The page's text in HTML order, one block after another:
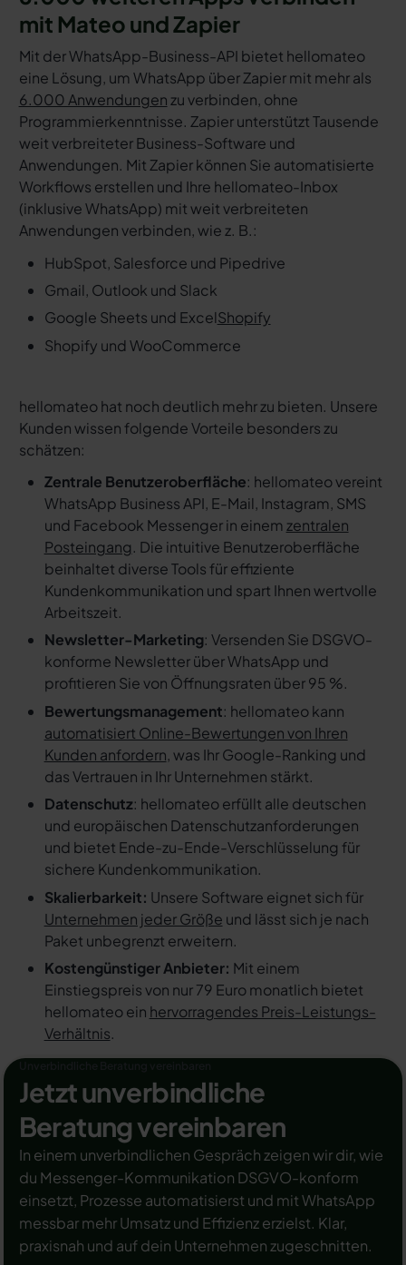
mit Mateo und Zapier
Mit der WhatsApp-Business-API bietet hellomateo
eine Lösung, um WhatsApp über Zapier mit mehr als
6.000 Anwendungenzu verbinden, ohne
Programmierkenntnisse. Zapier unterstützt Tausende
weit verbreiteter Business-Software und
Anwendungen. Mit Zapier können Sie automatisierte
Workflows erstellen und Ihre hellomateo-Inbox
(inklusive WhatsApp) mit weit verbreiteten
Anwendungen verbinden, wie z. B.:
HubSpot, Salesforce und Pipedrive
Gmail, Outlook und Slack
Google Sheets und ExcelShopify
Shopify und WooCommerce
hellomateo hat noch deutlich mehr zu bieten. Unsere
Kunden wissen folgende Vorteile besonders zu
schätzen:
Zentrale Benutzeroberfläche: hellomateo vereint
WhatsApp Business API, E-Mail, Instagram, SMS
und Facebook Messenger in einem zentralen
Posteingang. Die intuitive Benutzeroberfläche
beinhaltet diverse Tools für effiziente
Kundenkommunikation und spart Ihnen wertvolle
Arbeitszeit.
Newsletter-Marketing: Versenden Sie DSGVO-
konforme Newsletter über WhatsApp und
profitieren Sie von Öffnungsraten über 95 %.
Bewertungsmanagement: hellomateo kann
automatisiert Online-Bewertungen von Ihren
Kunden anfordern, was Ihr Google-Ranking und
das Vertrauen in Ihr Unternehmen stärkt.
Datenschutz: hellomateo erfüllt alle deutschen
und europäischen Datenschutzanforderungen
und bietet Ende-zu-Ende-Verschlüsselung für
sichere Kundenkommunikation.
Skalierbarkeit: Unsere Software eignet sich für
Unternehmen jeder Größe und lässt sich je nach
Paket unbegrenzt erweitern.
Kostengünstiger Anbieter: Mit einem
Einstiegspreis von nur 79 Euro monatlich bietet
hellomateo ein hervorragendes Preis-Leistungs-
Verhältnis.
Jetzt unverbindliche
Beratung vereinbaren
In einem unverbindlichen Gespräch zeigen wir dir, wie
du Messenger-Kommunikation DSGVO-konform
einsetzt, Prozesse automatisierst und mit WhatsApp
messbar mehr Umsatz und Effizienz erzielst. Klar,
praxisnah und auf dein Unternehmen zugeschnitten.